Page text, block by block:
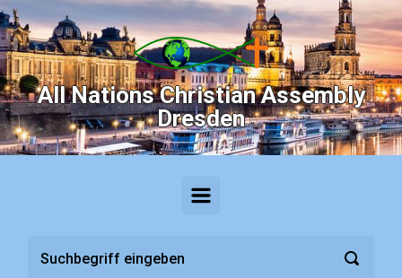
Zum Hauptinhalt springen
All Nations Christian Assembly
Dresden